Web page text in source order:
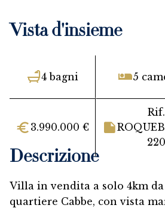
Vista d'insieme
4 bagni 5
3.990.000 €
Rif.
220
Descrizione
Villa in vendita a solo 4km
quartiere Cabbe, con vista